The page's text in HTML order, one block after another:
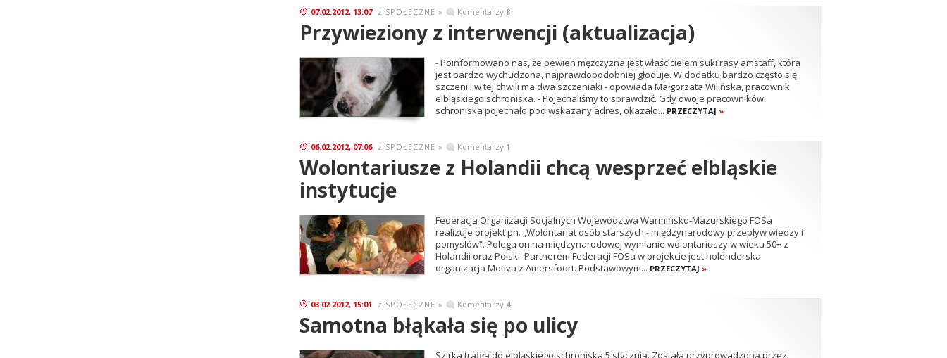
07.02.2012, 13:07 z SPOŁECZNE » Komentarzy 8
Przywieziony z interwencji (aktualizacja)
- Poinformowano nas, że pewien mężczyzna jest właścicielem suki rasy amstaff, która
jest bardzo wychudzona, najprawdopodobniej głoduje. W dodatku bardzo często się
szczeni i w tej chwili ma dwa szczeniaki - opowiada Małgorzata Wilińska, pracownik
elbląskiego schroniska. - Pojechaliśmy to sprawdzić. Gdy dwoje pracowników
schroniska pojechało pod wskazany adres, okazało... PRZECZYTAJ »
06.02.2012, 07:06 z SPOŁECZNE » Komentarzy 1
Wolontariusze z Holandii chcą wesprzeć elbląskie
instytucje
Federacja Organizacji Socjalnych Województwa Warmińsko-Mazurskiego FOSa
realizuje projekt pn. „Wolontariat osób starszych - międzynarodowy przepływ wiedzy i
pomysłów”. Polega on na międzynarodowej wymianie wolontariuszy w wieku 50+ z
Holandii oraz Polski. Partnerem Federacji FOSa w projekcie jest holenderska
organizacja Motiva z Amersfoort. Podstawowym... PRZECZYTAJ »
03.02.2012, 15:01 z SPOŁECZNE » Komentarzy 4
Samotna błąkała się po ulicy
Szirka trafiła do elbląskiego schroniska 5 stycznia. Została przyprowadzona przez